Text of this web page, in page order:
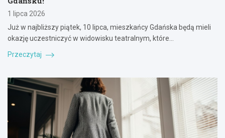
1 lipca 2026
Już w najbliższy piątek, 10 lipca, mieszkańcy Gdańska będą mieli
okazję uczestniczyć w widowisku teatralnym, które…
Przeczytaj